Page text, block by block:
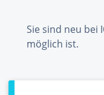
Sie sind neu bei
möglich ist.